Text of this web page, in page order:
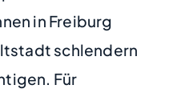
in Freiburg
schlendern
Für